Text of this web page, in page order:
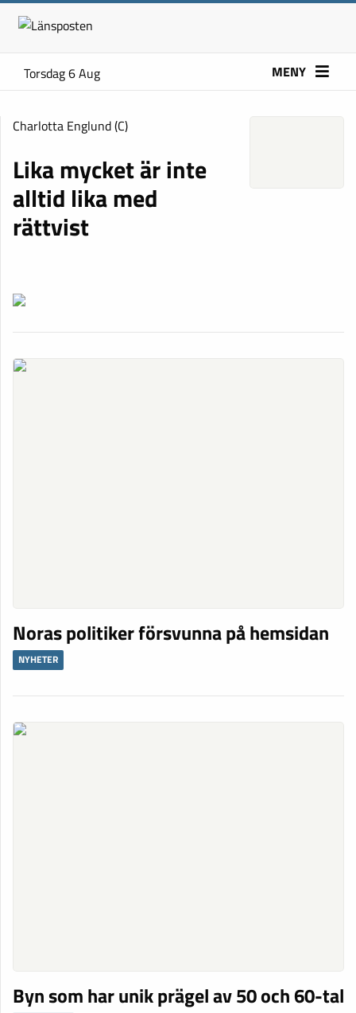
Torsdag 6 Aug MENY
Charlotta Englund (C)
Lika mycket är inte
alltid lika med
rättvist
Noras politiker försvunna på hemsidan
NYHETER
Byn som har unik prägel av 50 och 60-tal